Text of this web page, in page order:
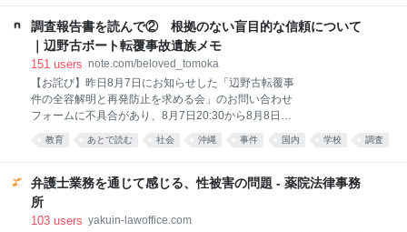
ビ・三四郎の小宮浩信との交流をきっかけに実現した
企画だ。同番組はトヨタ自動車が提供するスポンサー
番組でもあるが、十代の相談に章男氏が本音で向き合
うやりとりの反響が大きかったことから、今回取り上
げる。豊田氏の答えとキャリア研究を手掛かりにわか
った、「好き」と仕事の本当の関係とは――。（イト
モス研究所所長 小倉健一） 「趣味を仕事にしたい」
若者の相談に豊田章男の答えは？ 「趣味と会話してみ
調査報告書を読んで② 根拠のない盲目的な信頼について
｜辺野古ボート転覆事故遺族メモ
151 users note.com/beloved_tomoka
【お詫び】昨日8月7日にお知らせした「辺野古転覆事
件の全容解明と再発防止を求める会」のお問い合わせ
フォームに不具合があり、8月7日20:30から8月8日
11:30までの間にいただいたお問い合わせを、受信で
きていませんでした。現在は復旧しています。 せっか
取ることができていなかったこと、本当に申し訳なく
思っています。該当の時間帯に送ってくださった方
は、重ねてのお手数をおかけしてしまいますが、もう
教育 あとで読む 社会 沖縄 事件 国内 学校 調査
弁護士業務を通じて感じる、性被害の問題 - 薬院法律事務
所
103 users yakuin-lawoffice.com